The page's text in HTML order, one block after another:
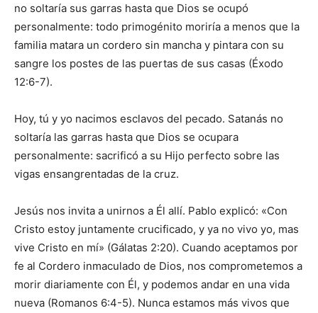
no soltaría sus garras hasta que Dios se ocupó
personalmente: todo primogénito moriría a menos que la
familia matara un cordero sin mancha y pintara con su
sangre los postes de las puertas de sus casas (Éxodo
12:6-7).
Hoy, tú y yo nacimos esclavos del pecado. Satanás no
soltaría las garras hasta que Dios se ocupara
personalmente: sacrificó a su Hijo perfecto sobre las
vigas ensangrentadas de la cruz.
Jesús nos invita a unirnos a Él allí. Pablo explicó: «Con
Cristo estoy juntamente crucificado, y ya no vivo yo, mas
vive Cristo en mí» (Gálatas 2:20). Cuando aceptamos por
fe al Cordero inmaculado de Dios, nos comprometemos a
morir diariamente con Él, y podemos andar en una vida
nueva (Romanos 6:4-5). Nunca estamos más vivos que